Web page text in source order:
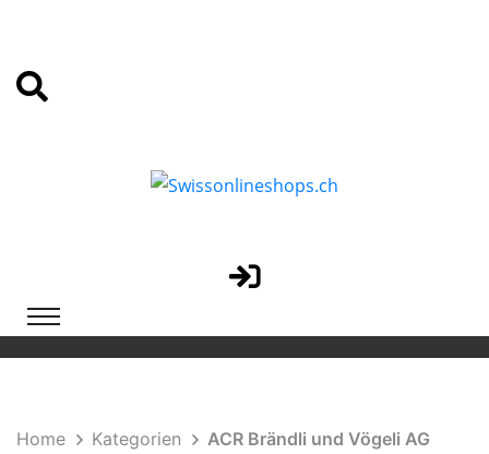
Home Kategorien
ACR Brändli und Vögeli AG